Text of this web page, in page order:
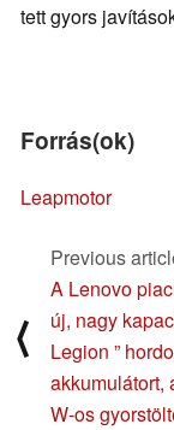
tett gyors
Forrás(ok)
Leapmotor
⟨
Previous
A Lenovo
új, nagy
Legion ”
akkumulátort,
W-os